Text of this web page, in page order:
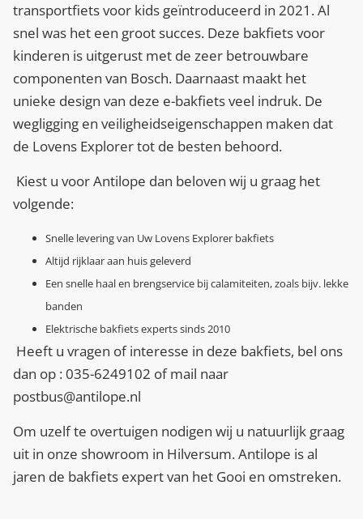
transportfiets voor kids geïntroduceerd in 2021. Al
snel was het een groot succes. Deze bakfiets voor
kinderen is uitgerust met de zeer betrouwbare
componenten van Bosch. Daarnaast maakt het
unieke design van deze e-bakfiets veel indruk. De
wegligging en veiligheidseigenschappen maken dat
de Lovens Explorer tot de besten behoord.
Kiest u voor Antilope dan beloven wij u graag het
volgende:
Snelle levering van Uw Lovens Explorer bakfiets
Altijd rijklaar aan huis geleverd
Een snelle haal en brengservice bij calamiteiten, zoals bijv. lekke
banden
Elektrische bakfiets experts sinds 2010
Heeft u vragen of interesse in deze bakfiets, bel ons
dan op : 035-6249102 of mail naar
postbus@antilope.nl
Om uzelf te overtuigen nodigen wij u natuurlijk graag
uit in onze showroom in Hilversum. Antilope is al
jaren de bakfiets expert van het Gooi en omstreken.